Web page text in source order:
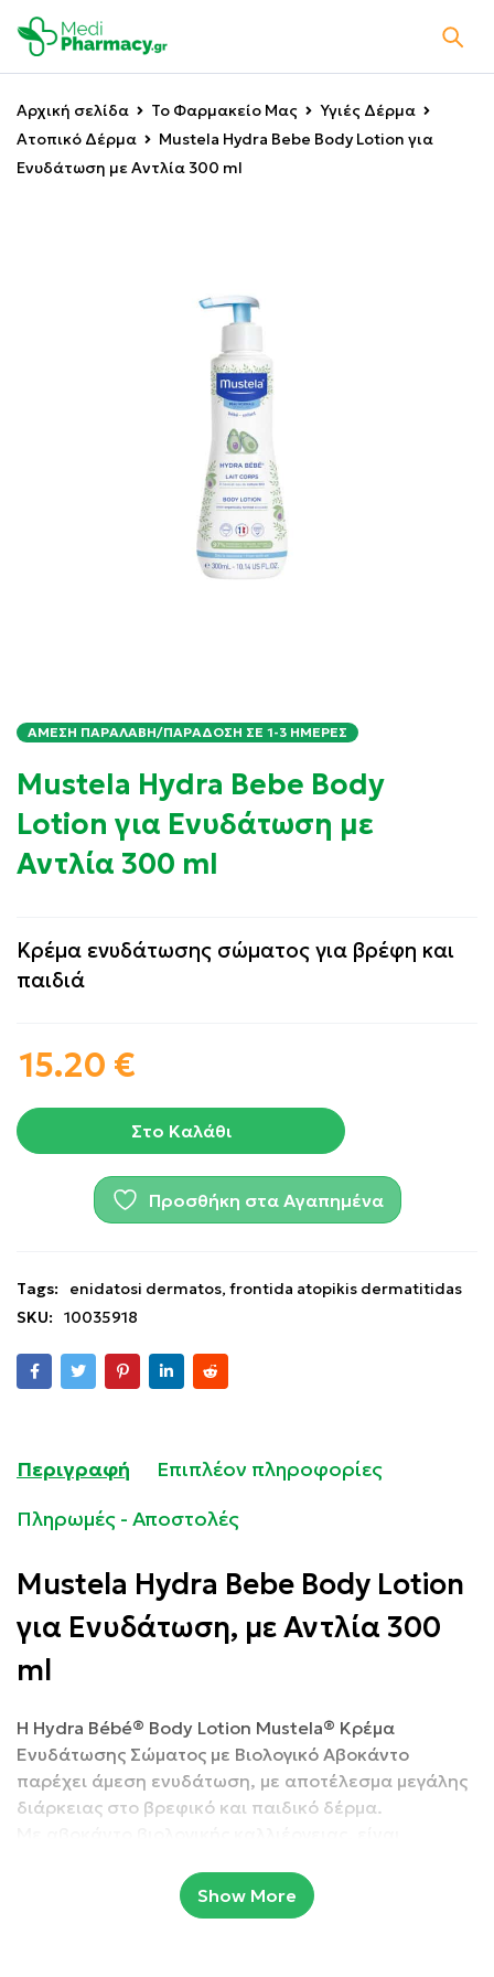
Αρχική σελίδα Το Φαρμακείο Μας
Υγιές Δέρμα
Ατοπικό Δέρμα
Mustela Hydra Bebe Body Lotion για
Ενυδάτωση με Αντλία 300 ml
ΆΜΕΣΗ ΠΑΡΑΛΑΒΉ/ΠΑΡΆΔΟΣΗ ΣΕ 1-3 ΗΜΈΡΕΣ
Mustela Hydra Bebe Body
Lotion για Ενυδάτωση με
Αντλία 300 ml
Κρέμα ενυδάτωσης σώματος για βρέφη και
παιδιά
15.20 €
Στο Καλάθι
Προσθήκη στα Αγαπημένα
Tags: enidatosi dermatos, frontida atopikis dermatitidas
SKU:
10035918
Περιγραφή
Επιπλέον πληροφορίες
Πληρωμές - Αποστολές
Mustela Hydra Bebe Body Lotion
για Ενυδάτωση, με Αντλία 300
ml
Η Hydra Bébé® Body Lotion Mustela® Κρέμα
Ενυδάτωσης Σώματος με Βιολογικό Αβοκάντο
παρέχει άμεση ενυδάτωση, με αποτέλεσμα μεγάλης
διάρκειας στο βρεφικό και παιδικό δέρμα.
γέννησης του μωρού*. Η ανάλαφρη κρεμώδη υφή και
η μοναδική μυρωδιά της την κάνουν την αγαπημένη
Show More